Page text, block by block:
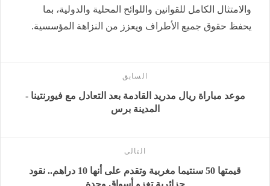
والامتثال الكامل للقوانين واللوائح المحلية والدولية، بما
يحفظ حقوق جميع الأطراف ويعزز من النزاهة المؤسسية.
السابق
موعد مباراة ريال مدريد القادمة بعد التعادل مع فيورنتينا -
المدينة برس
التالى
قيمتها 50 سنتيما مغربية وتقدم على أنها 10 دراهم.. نقود
جزائرية تغزو أسواق وجدة